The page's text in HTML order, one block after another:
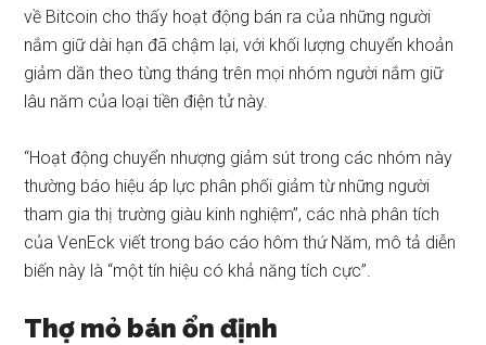
về Bitcoin cho thấy hoạt động bán ra của những người
nắm giữ dài hạn đã chậm lại, với khối lượng chuyển khoản
giảm dần theo từng tháng trên mọi nhóm người nắm giữ
lâu năm của loại tiền điện tử này.
“Hoạt động chuyển nhượng giảm sút trong các nhóm này
thường báo hiệu áp lực phân phối giảm từ những người
tham gia thị trường giàu kinh nghiệm”, các nhà phân tích
của VenEck viết trong báo cáo hôm thứ Năm, mô tả diễn
biến này là “một tín hiệu có khả năng tích cực”.
Thợ mỏ bán ổn định